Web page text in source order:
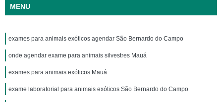
MENU
exames para animais exóticos agendar São Bernardo do Campo
onde agendar exame para animais silvestres Mauá
exames para animais exóticos Mauá
exame laboratorial para animais exóticos São Bernardo do Campo